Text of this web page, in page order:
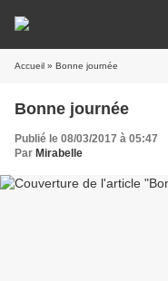
Accueil » Bonne journée
Bonne journée
Publié le 08/03/2017 à 05:47
Par Mirabelle